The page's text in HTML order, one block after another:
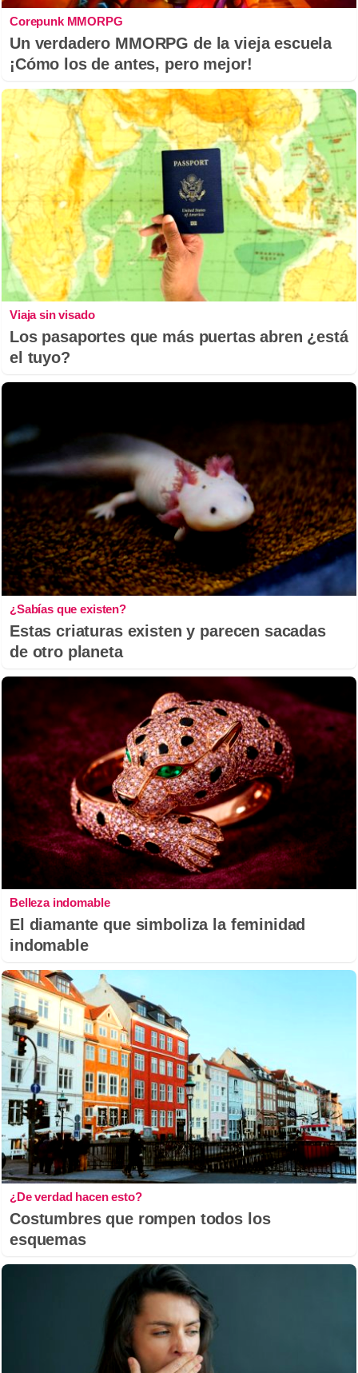
Corepunk MMORPG
Un verdadero MMORPG de la vieja escuela
¡Cómo los de antes, pero mejor!
Viaja sin visado
Los pasaportes que más puertas abren ¿está
el tuyo?
¿Sabías que existen?
Estas criaturas existen y parecen sacadas
de otro planeta
Belleza indomable
El diamante que simboliza la feminidad
indomable
¿De verdad hacen esto?
Costumbres que rompen todos los
esquemas